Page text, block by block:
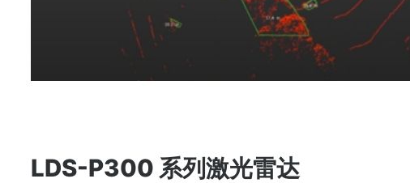
LDS-P300 系列激光雷达